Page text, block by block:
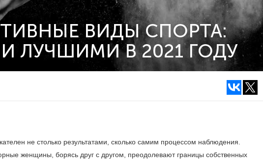
ВИДЫ СПОРТА:
ЛУЧШИМИ В 2021 ГОДУ
не столько результатами, сколько самим процессом наблюдения.
женщины, борясь друг с другом, преодолевают границы собственных